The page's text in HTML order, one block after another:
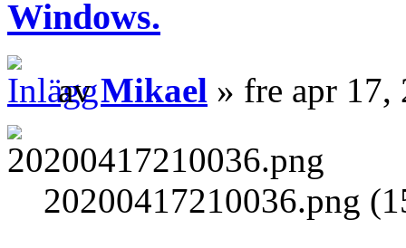
Windows.
avMikael » fre apr 17,
20200417210036.png